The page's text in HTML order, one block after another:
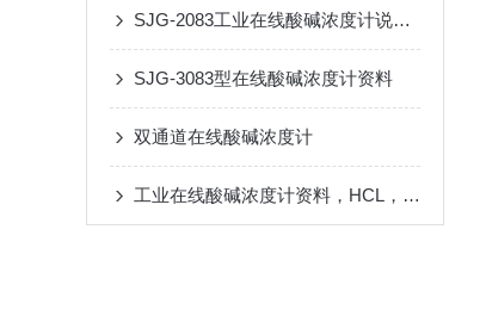
SJG-2083工业在线酸碱浓度计说明书
SJG-3083型在线酸碱浓度计资料
双通道在线酸碱浓度计
工业在线酸碱浓度计资料，HCL，NaOH